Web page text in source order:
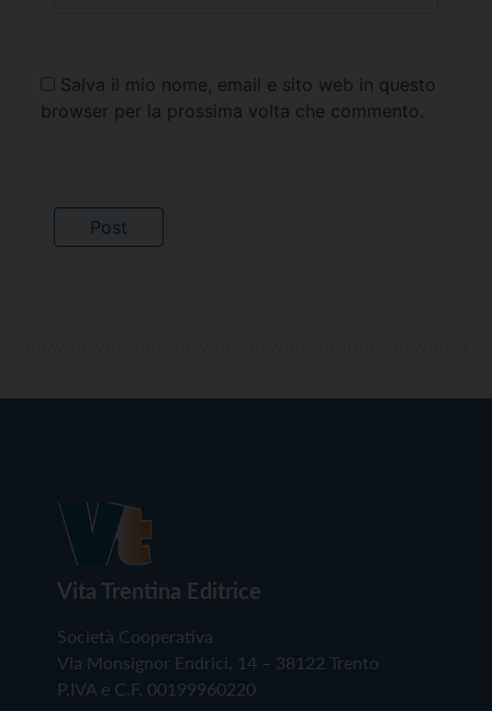
Salva il mio nome, email e sito web in questo
browser per la prossima volta che commento.
Vita Trentina Editrice
Società Cooperativa
Via Monsignor Endrici, 14 – 38122 Trento
P.IVA e C.F. 00199960220